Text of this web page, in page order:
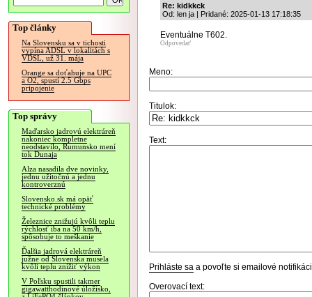
Top články
Na Slovensku sa v tichosti
vypína ADSL v lokalitách s
VDSL, už 31. mája
Orange sa doťahuje na UPC
a O2, spustí 2.5 Gbps
pripojenie
Top správy
Maďarsko jadrovú elektráreň
nakoniec kompletne
neodstavilo, Rumunsko mení
tok Dunaja
Alza nasadila dve novinky,
jednu užitočnú a jednu
kontroverznú
Slovensko.sk má opäť
technické problémy
Železnice znižujú kvôli teplu
rýchlosť iba na 50 km/h,
spôsobuje to meškanie
Ďalšia jadrová elektráreň
južne od Slovenska musela
kvôli teplu znížiť výkon
V Poľsku spustili takmer
gigawatthodinové úložisko,
Re: kidkkck
Od: len ja | Pridané: 2025-01-13 17:18:35
Eventuálne T602.
Odpovedať
Meno:
Titulok:
Text:
Prihláste sa a povoľte si emailové
Overovací text: